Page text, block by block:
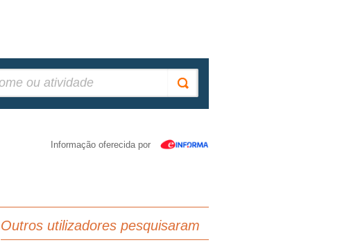
Informação oferecida por
Outros utilizadores pesquisaram